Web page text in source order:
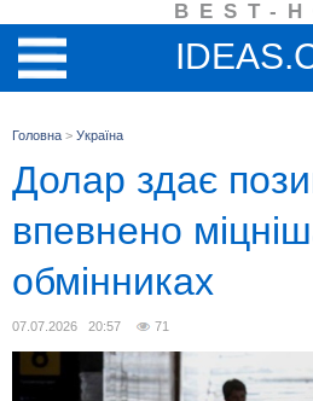
BEST-
Головна > Україна
Долар здає
впевнено
обмінниках
07.07.2026 20:57 71